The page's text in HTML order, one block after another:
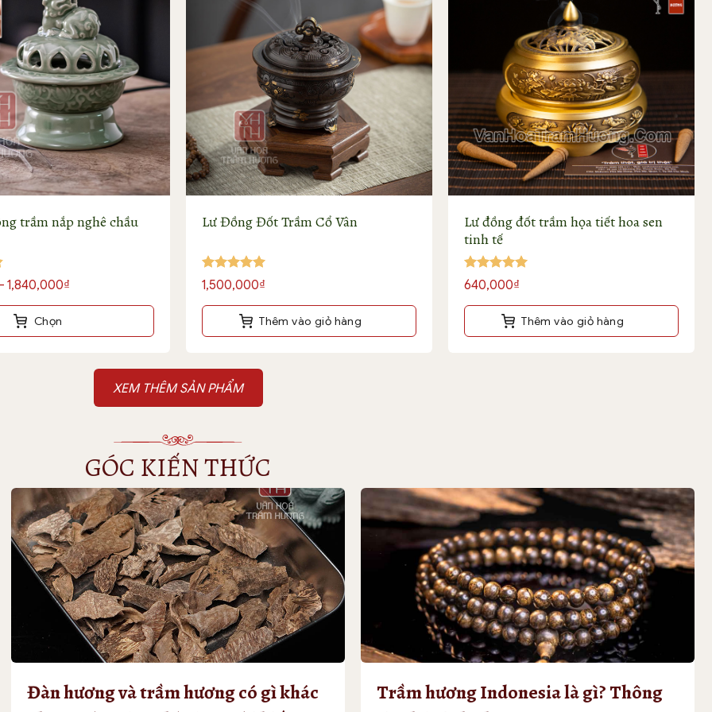
tùy
có
thể
được
chọn
trên
trang
sản
phẩm
trầm nắp nghê chầu
1,840,000₫Khoảng
giá:
490,000₫
1,840,000₫
Chọn
Lư Đồng Đốt Trầm Cổ Vân
Được xếp
hạng 55
sao
1,500,000₫
Thêm vào giỏ hàng
Lư đồng đốt trầm họa tiết hoa sen
tinh tế
Được xếp
hạng55
sao
640,000₫
Thêm vào giỏ hàng
GÓC KIẾN THỨC
Đàn hương và trầm hương có gì khác
Trầm hương Indonesia là gì? Thông